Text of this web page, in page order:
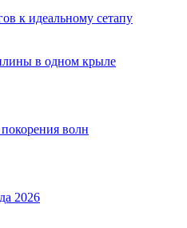
к идеальному сетапу
в одном крыле
волн
2026